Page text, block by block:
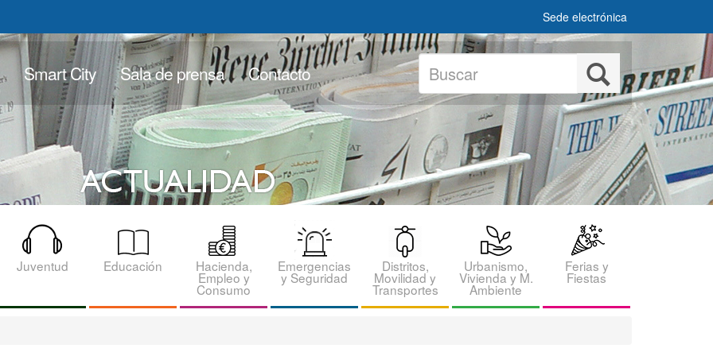
Sede electrónica
Smart City Sala de prensa Contacto
Buscar Buscar
Juventud Educación Hacienda,
Empleo y
Consumo
Emergencias
y Seguridad
Distritos,
Movilidad y
Transportes
Urbanismo,
Vivienda y M.
Ambiente
Ferias y
Fiestas